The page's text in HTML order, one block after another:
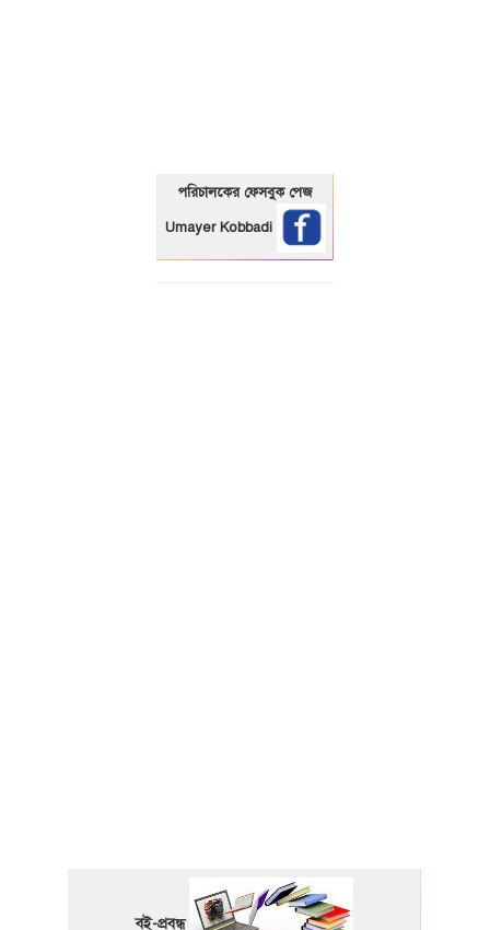
পরিচালকের ফেসবুক পেজ
Umayer Kobbadi
বই-প্রবন্ধ